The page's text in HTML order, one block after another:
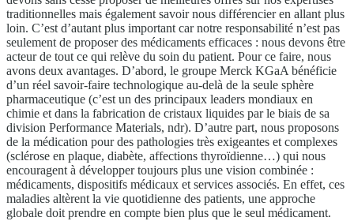
traditionnelles mais également savoir nous différencier en allant plus
loin. C’est d’autant plus important car notre responsabilité n’est pas
seulement de proposer des médicaments efficaces : nous devons être
acteur de tout ce qui relève du soin du patient. Pour ce faire, nous
avons deux avantages. D’abord, le groupe Merck KGaA bénéficie
d’un réel savoir-faire technologique au-delà de la seule sphère
pharmaceutique (c’est un des principaux leaders mondiaux en
chimie et dans la fabrication de cristaux liquides par le biais de sa
division Performance Materials, ndr). D’autre part, nous proposons
de la médication pour des pathologies très exigeantes et complexes
(sclérose en plaque, diabète, affections thyroïdienne…) qui nous
encouragent à développer toujours plus une vision combinée :
médicaments, dispositifs médicaux et services associés. En effet, ces
maladies altèrent la vie quotidienne des patients, une approche
globale doit prendre en compte bien plus que le seul médicament.